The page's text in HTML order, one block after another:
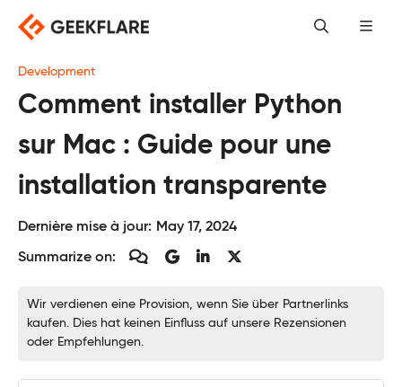
Skip
content
Development
Comment installer Python
sur Mac : Guide pour une
installation transparente
Dernière mise à jour: May 17, 2024
Summarize on:
Wir verdienen eine Provision, wenn Sie über Partnerlinks
kaufen. Dies hat keinen Einfluss auf unsere Rezensionen
oder Empfehlungen.